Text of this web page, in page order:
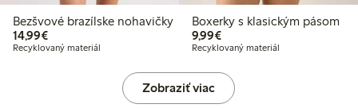
Bezšvové brazílske nohavičky
14,99€14,99 €
Recyklovaný materiál
Boxerky s klasickým pásom
9,99€9,99 €
Recyklovaný materiál
Zobraziť viac